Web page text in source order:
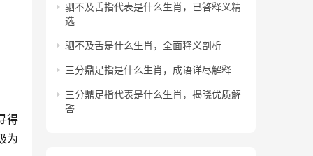
得
为
驷不及舌指代表是什么生肖，已答释义精
选
驷不及舌是什么生肖，全面释义剖析
三分鼎足指是什么生肖，成语详尽解释
三分鼎足指代表是什么生肖，揭晓优质解
答